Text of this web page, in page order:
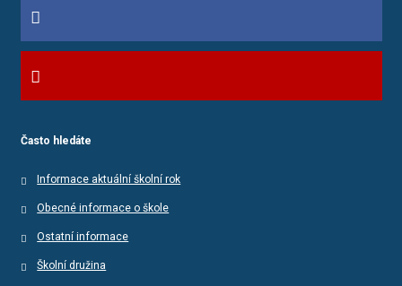
Často hledáte
Informace aktuální školní rok
Obecné informace o škole
Ostatní informace
Školní družina